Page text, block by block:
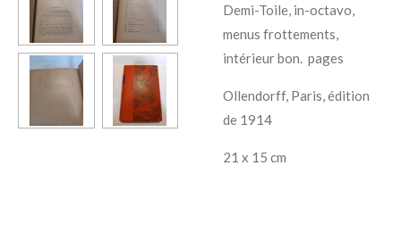
Demi-Toile, in-octavo,
menus frottements,
intérieur bon. pages
Ollendorff, Paris, édition
de 1914
21 x 15 cm